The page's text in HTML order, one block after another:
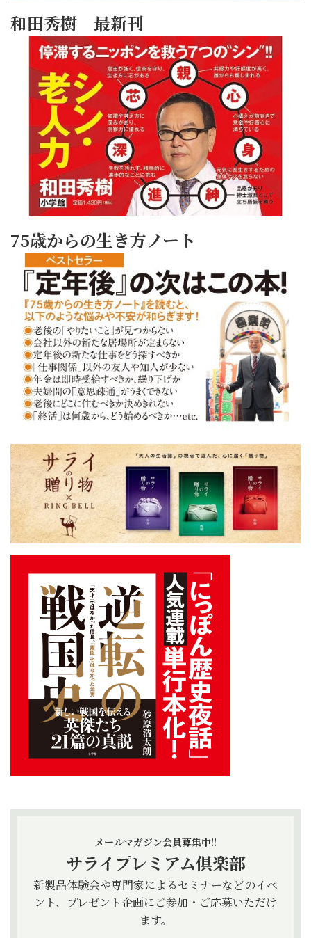
和田秀樹 最新刊
75歳からの生き方ノート
メールマガジン会員募集中!!
サライプレミアム倶楽部
新製品体験会や専門家によるセミナーなどのイベ
ント、プレゼント企画にご参加・ご応募いただけ
ます。